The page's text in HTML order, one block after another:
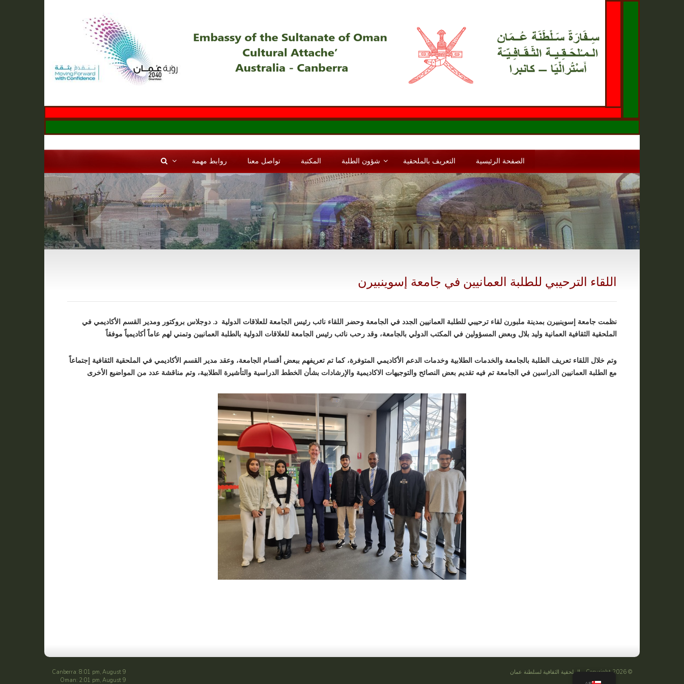
الصفحة الرئيسية التعريف بالملحقية شؤون الطلبة المكتبة تواصل معنا روابط مهمة
اللقاء الترحيبي للطلبة العمانيين في جامعة إسوينبيرن
نظمت جامعة إسوينبيرن بمدينة ملبورن لقاء ترحيبي للطلبة العمانيين الجدد في الجامعة وحضر اللقاء نائب رئيس الجامعة للعلاقات الدولية د. دوجلاس بروكتور ومدير القسم الأكاديمي في
الملحقية الثقافية العمانية وليد بلال وبعض المسؤولين في المكتب الدولي بالجامعة، وقد رحب نائب رئيس الجامعة للعلاقات الدولية بالطلبة العمانيين وتمني لهم عاماً أكاديمياً موفقاً
وتم خلال اللقاء تعريف الطلبة بالجامعة والخدمات الطلابية وخدمات الدعم الأكاديمي المتوفرة، كما تم تعريفهم ببعض أقسام الجامعة، وعقد مدير القسم الأكاديمي في الملحقية الثقافية إجتماعاً
مع الطلبة العمانيين الدراسين في الجامعة تم فيه تقديم بعض النصائح والتوجيهات الاكاديمية والإرشادات بشأن الخطط الدراسية والتأشيرة الطلابية، وتم مناقشة عدد من المواضيع الأخرى
Canberra: 8:01 pm, August 9
Oman: 2:01 pm, August 9
© Copyright 2026 - الملحقية الثقافية لسلطنة عمان